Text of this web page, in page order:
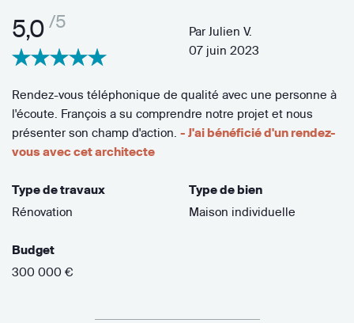
5,0 /5 Par Julien V.
07 juin 2023
Rendez-vous téléphonique de qualité avec une personne à
l'écoute. François a su comprendre notre projet et nous
présenter son champ d'action. - J'ai bénéficié d'un rendez-
vous avec cet architecte
Type de travaux
Rénovation
Type de bien
Maison individuelle
Budget
300 000 €